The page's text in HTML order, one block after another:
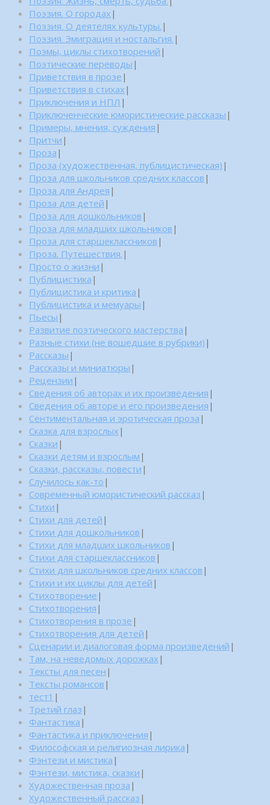
Поэзия. О городах |
Поэзия. О деятелях культуры. |
Поэзия. Эмиграция и ностальгия. |
Поэмы, циклы стихотворений |
Поэтические переводы |
Приветствия в прозе |
Приветствия в стихах |
Приключения и НПЛ |
Приключенческие юмористические рассказы |
Примеры, мнения, суждения |
Притчи |
Проза |
Проза (художественная, публицистическая) |
Проза для школьников средних классов |
Проза для Андрея |
Проза для детей |
Проза для дошкольников |
Проза для младших школьников |
Проза для старшеклассников |
Проза. Путешествия. |
Просто о жизни |
Публицистика |
Публицистика и критика |
Публицистика и мемуары |
Пьесы |
Развитие поэтического мастерства |
Разные стихи (не вошедшие в рубрики) |
Рассказы |
Рассказы и миниатюры |
Рецензии |
Сведения об авторах и их произведения |
Сведения об авторе и его произведения |
Сентиментальная и эротическая проза |
Сказка для взрослых |
Сказки |
Сказки детям и взрослым |
Сказки, рассказы, повести |
Случилось как-то |
Современный юмористический рассказ |
Стихи |
Стихи для детей |
Стихи для дошкольников |
Стихи для младших школьников |
Стихи для старшеклассников |
Стихи для школьников средних классов |
Стихи и их циклы для детей |
Стихотворение |
Стихотворения |
Стихотворения в прозе |
Стихотворения для детей |
Сценарии и диалоговая форма произведений |
Там, на неведомых дорожках |
Тексты для песен |
Тексты романсов |
тест1 |
Третий глаз |
Фантастика |
Фантастика и приключения |
Философская и религиозная лирика |
Фэнтези и мистика |
Фэнтези, мистика, сказки |
Художественная проза |
Художественный рассказ |